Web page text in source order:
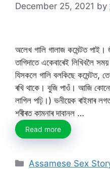
December 25, 2021 by
অলেখ গালি গালাজ কমেন্টত পাই।
তাগিদাতে একেবাৰেই লিখিবলৈ
যিসকলে গালি বলকিছে কমেন্টত,
ৰখি থাকে। বুজি পাওঁ। আজি
লাগিল পঢ়ি।) ভনীয়েক ৰাইমাৰ লগত
শৰীৰত কামনাৰ দাবানল …
Read more
Categories
Assamese Sex